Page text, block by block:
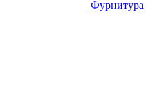
Фурнитура